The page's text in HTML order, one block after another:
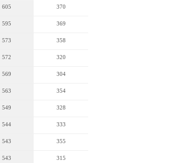
605 370
595 369
573 358
572 320
569 304
563 354
549 328
544 333
543 355
543 315